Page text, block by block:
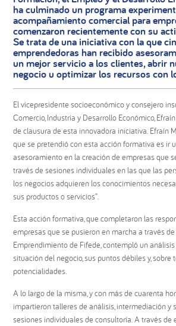
ha culminado un programa
acompañamiento comercial para
comenzaron recientemente con su
Se trata de una iniciativa con la que
emprendedoras han recibido
un mejor servicio a los clientes, abrir
negocio u optimizar los recursos con
El vicepresidente socioeconómico y consejero
Comercio, Industria y Desarrollo Económico,
de clausura de esta innovadora iniciativa. Efraín
que se pretendió con esta acción formativa es ir
asesoramiento en la creación de empresas que
través de sesiones individuales en las que las
los negocios adquieren los conocimientos
sus productos o servicios”.
Esta acción formativa, que completaron las
empresas que se pusieron en marcha a través
Emprendimiento de Fifede, contempló un
situación del negocio, sus puntos débiles y, sobre
potencialidades.
A lo largo de la misma, y con más de cuarenta
impartieron talleres de análisis, intermediación y
sesiones individuales de consultoría. A través de